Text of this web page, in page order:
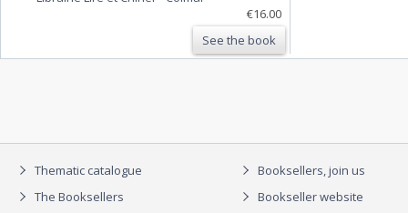
€16.00
See the book
Thematic catalogue
The Booksellers
Booksellers, join us
Bookseller website